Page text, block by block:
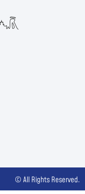
© All Rights Reserved.